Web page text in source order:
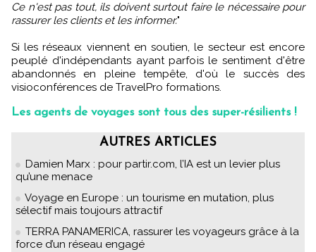
Ce n'est pas tout, ils doivent surtout faire le nécessaire pour
rassurer les clients et les informer."
Si les réseaux viennent en soutien, le secteur est encore
peuplé d'indépendants ayant parfois le sentiment d'être
abandonnés en pleine tempête, d'où le succès des
visioconférences de TravelPro formations.
Les agents de voyages sont tous des super-résilients !
AUTRES ARTICLES
Damien Marx : pour partir.com, l’IA est un levier plus
qu’une menace
Voyage en Europe : un tourisme en mutation, plus
sélectif mais toujours attractif
TERRA PANAMERICA, rassurer les voyageurs grâce à la
force d’un réseau engagé